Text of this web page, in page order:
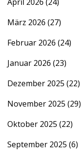
März 2026 (27)
Februar 2026 (24)
Januar 2026 (23)
Dezember 2025 (22)
November 2025 (29)
Oktober 2025 (22)
September 2025 (6)